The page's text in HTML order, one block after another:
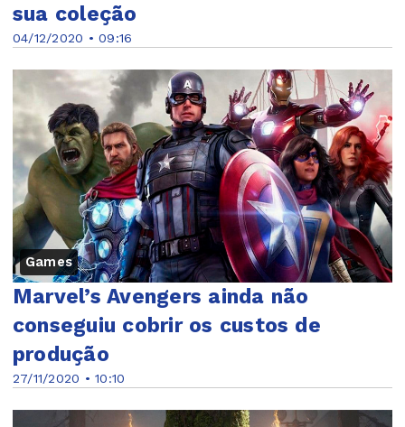
04/12/2020 • 09:16
sua coleção
Games
27/11/2020 • 10:10
Marvel’s Avengers ainda não
conseguiu cobrir os custos de
produção